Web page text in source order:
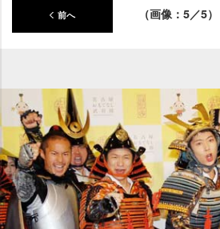
前へ （画像：5／5）